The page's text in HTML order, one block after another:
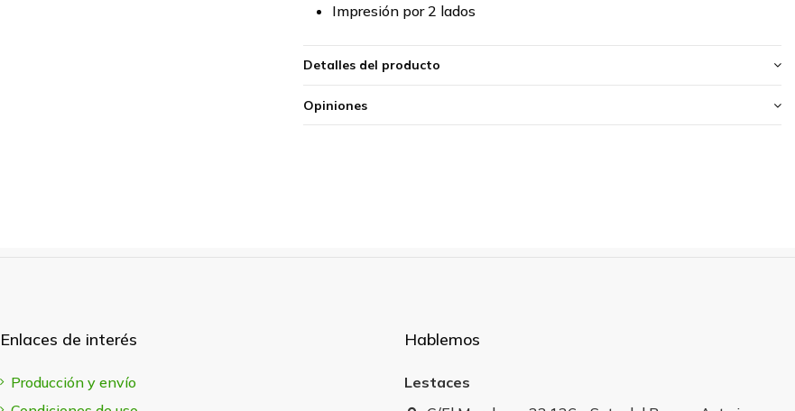
Impresión por 2 lados
Detalles del producto
Opiniones
Enlaces de interés
Producción y envío
Hablemos
Lestaces